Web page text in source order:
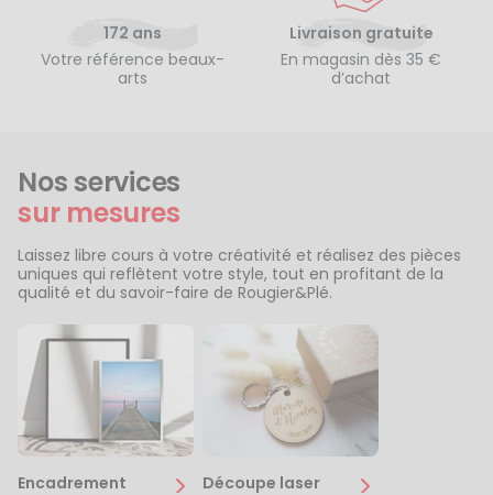
172 ans
Votre référence beaux-
arts
Livraison gratuite
En magasin dès 35 €
d’achat
Nos services
sur mesures
Laissez libre cours à votre créativité et réalisez des pièces
uniques qui reflètent votre style, tout en profitant de la
qualité et du savoir-faire de Rougier&Plé.
Encadrement Découpe laser